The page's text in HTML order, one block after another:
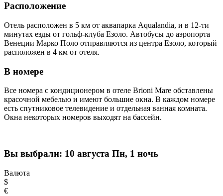
Расположение
Отель расположен в 5 км от аквапарка Aqualandia, и в 12-ти
минутах езды от гольф-клуба Езоло. Автобусы до аэропорта
Венеции Марко Поло отправляются из центра Езоло, который
расположен в 4 км от отеля.
В номере
Все номера с кондиционером в отеле Brioni Mare обставлены
красочной мебелью и имеют большие окна. В каждом номере
есть спутниковое телевидение и отдельная ванная комната.
Окна некоторых номеров выходят на бассейн.
Вы выбрали: 10 августа Пн, 1 ночь
Валюта
$
€